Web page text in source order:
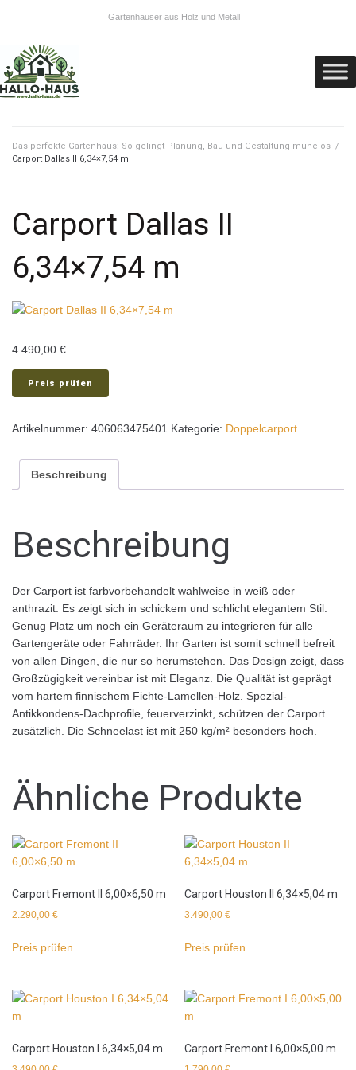
Gartenhäuser aus Holz und Metall
Das perfekte Gartenhaus: So gelingt Planung, Bau und Gestaltung mühelos /
Carport Dallas II 6,34×7,54 m
Carport Dallas II
6,34×7,54 m
4.490,00 €
Preis prüfen
Artikelnummer: 406063475401 Kategorie: Doppelcarport
Beschreibung
Beschreibung
Der Carport ist farbvorbehandelt wahlweise in weiß oder
anthrazit. Es zeigt sich in schickem und schlicht elegantem Stil.
Genug Platz um noch ein Geräteraum zu integrieren für alle
Gartengeräte oder Fahrräder. Ihr Garten ist somit schnell befreit
von allen Dingen, die nur so herumstehen. Das Design zeigt, dass
Großzügigkeit vereinbar ist mit Eleganz. Die Qualität ist geprägt
vom hartem finnischem Fichte-Lamellen-Holz. Spezial-
Antikkondens-Dachprofile, feuerverzinkt, schützen der Carport
zusätzlich. Die Schneelast ist mit 250 kg/m² besonders hoch.
Ähnliche Produkte
Carport Fremont II 6,00×6,50 m
2.290,00 €
Preis prüfen
Carport Houston II 6,34×5,04 m
3.490,00€
Preis prüfen
Carport Houston I 6,34×5,04 m Carport Fremont I 6,00×5,00 m